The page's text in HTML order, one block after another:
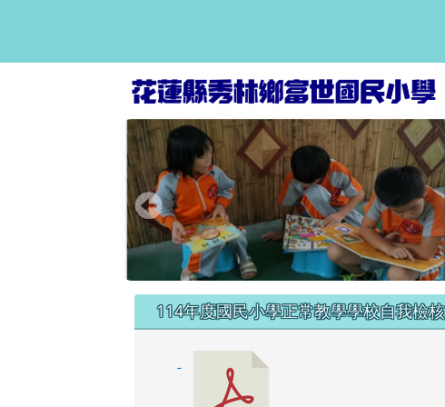
左邊區域內容
114年度國民小學正常教學學校自我檢